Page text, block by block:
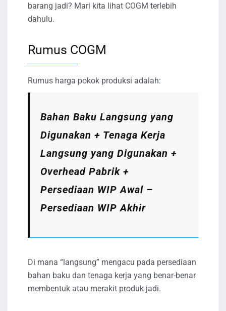
barang jadi? Mari kita lihat COGM terlebih
dahulu.
Rumus COGM
Rumus harga pokok produksi adalah:
Bahan Baku Langsung yang
Digunakan + Tenaga Kerja
Langsung yang Digunakan +
Overhead Pabrik +
Persediaan WIP Awal –
Persediaan WIP Akhir
Di mana “langsung” mengacu pada persediaan
bahan baku dan tenaga kerja yang benar-benar
membentuk atau merakit produk jadi.